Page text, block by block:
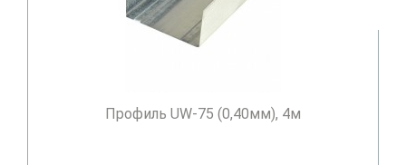
Профиль UW-75 (0,40мм), 4м